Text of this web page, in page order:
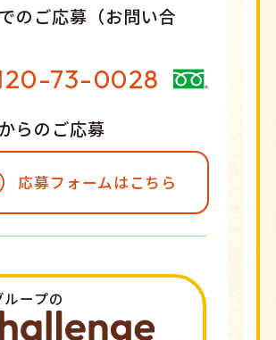
のご応募（お問い合
73-0028
らのご応募
応募フォームはこちら
ープの